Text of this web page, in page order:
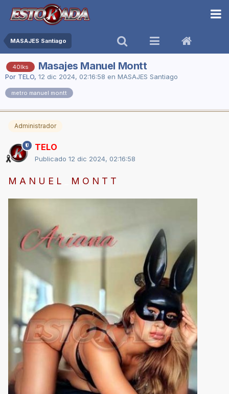
MASAJES Santiago
40lks Masajes Manuel Montt
Por TELO, 12 dic 2024, 02:16:58 en MASAJES Santiago
metro manuel montt
Administrador
TELO
Publicado 12 dic 2024, 02:16:58
M A N U E L M O N T T